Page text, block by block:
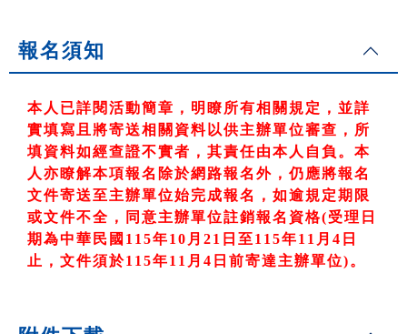
報名須知
本人已詳閱活動簡章，明瞭所有相關規定，並詳
實填寫且將寄送相關資料以供主辦單位審查，所
填資料如經查證不實者，其責任由本人自負。本
人亦瞭解本項報名除於網路報名外，仍應將報名
文件寄送至主辦單位始完成報名，如逾規定期限
或文件不全，同意主辦單位註銷報名資格(受理日
期為中華民國 115年10 月21 日至115年11 月4 日
止，文件須於115年11 月4 日前寄達主辦單位)。